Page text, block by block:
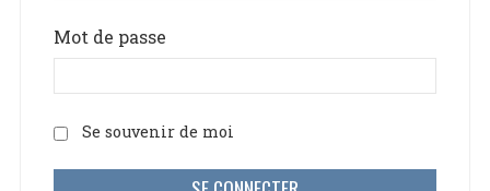
Mot de passe
Se souvenir de moi